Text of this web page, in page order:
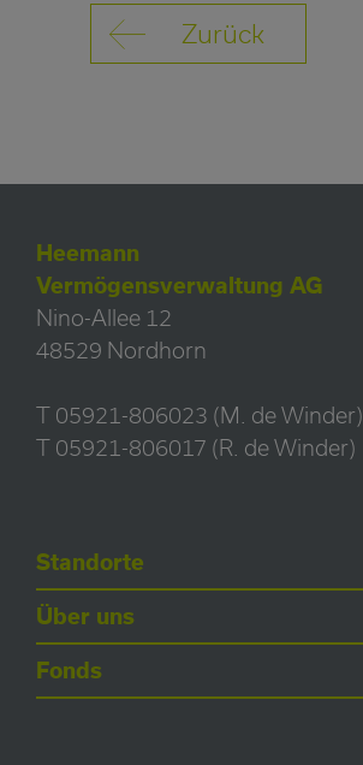
Zurück
Heemann
Vermögensverwaltung AG
Nino-Allee 12
48529 Nordhorn
T 05921-806023 (M. de Winder)
T 05921-806017 (R. de Winder)
Standorte
Über uns
Fonds